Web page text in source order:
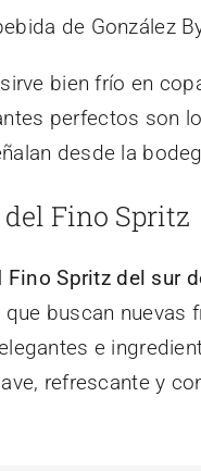
de González
bien frío en
perfectos son
desde la
del Fino Spritz
Fino Spritz del sur
que buscan
e
refrescante y